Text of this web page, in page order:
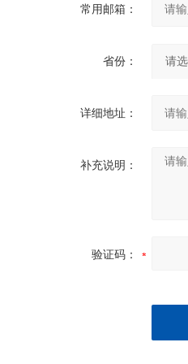
常用邮箱：
省份：
详细地址：
补充说明：
验证码：